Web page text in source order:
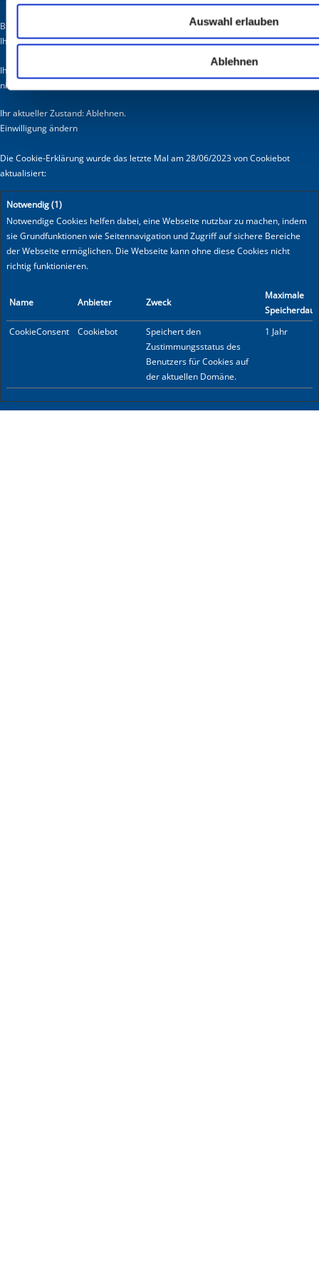
Auswahl erlauben
Ablehnen
Bitte geben Sie Ihre Einwilligungs-ID und das Datum an, wenn Sie uns bezüglich
Ihrer Einwilligung kontaktieren.
Ihre Einwilligung trifft auf die folgenden Domains zu: www.seehafen-
niedersachsen.de
Ihr aktueller Zustand: Ablehnen.
Einwilligung ändern
Die Cookie-Erklärung wurde das letzte Mal am 28/06/2023 vonCookiebot
aktualisiert:
Notwendig (1)
Notwendige Cookies helfen dabei, eine Webseite nutzbar zu machen, indem
sie Grundfunktionen wie Seitennavigation und Zugriff auf sichere Bereiche
der Webseite ermöglichen. Die Webseite kann ohne diese Cookies nicht
richtig funktionieren.
Name Anbieter Zweck
Maximale
CookieConsent
Cookiebot
Speichert den
Zustimmungsstatus des
Benutzers für Cookies auf
der aktuellen Domäne.
1 Jahr